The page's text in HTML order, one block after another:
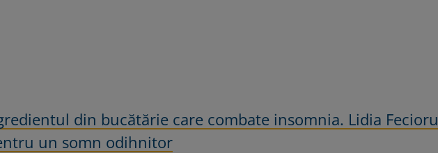
din bucătărie care combate insomnia. Lidia Fecioru
un somn odihnitor